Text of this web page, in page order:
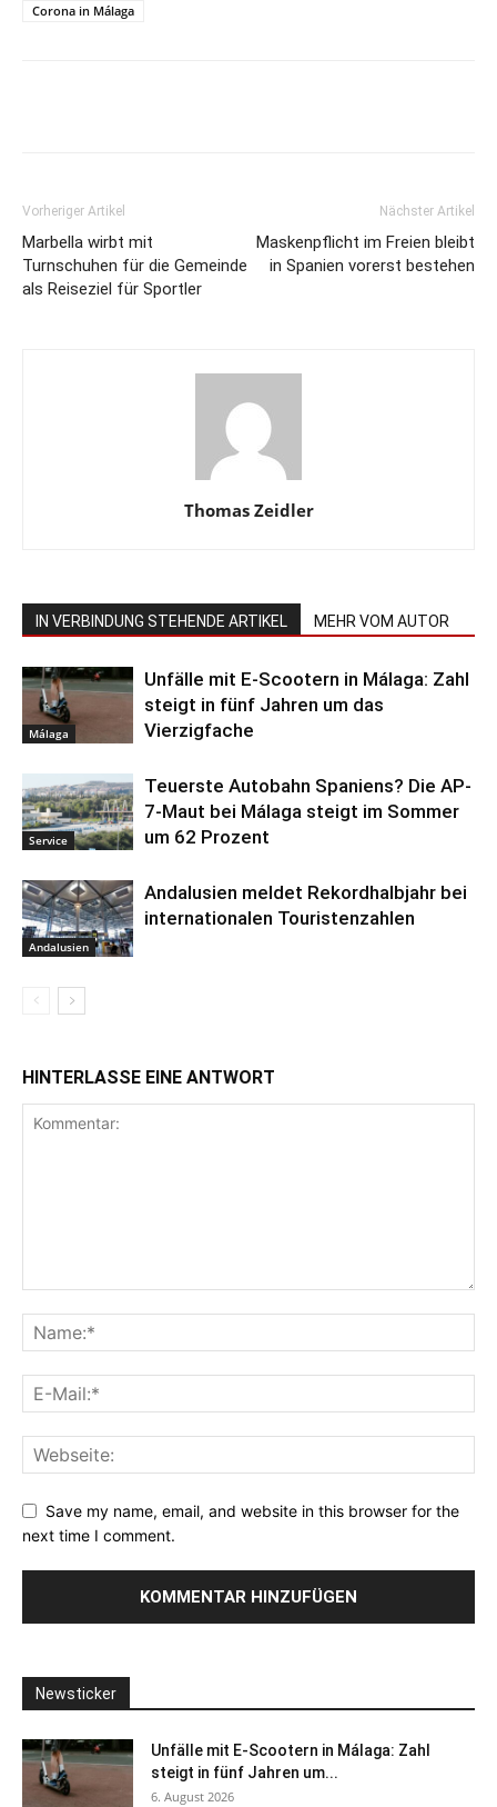
Corona in Málaga
Vorheriger Artikel
Marbella wirbt mit
Turnschuhen für die Gemeinde
als Reiseziel für Sportler
Nächster Artikel
Maskenpflicht im Freien bleibt
in Spanien vorerst bestehen
Thomas Zeidler
IN VERBINDUNG STEHENDE ARTIKEL MEHR VOM AUTOR
Málaga
Unfälle mit E-Scootern in Málaga: Zahl
steigt in fünf Jahren um das
Vierzigfache
Service
Teuerste Autobahn Spaniens? Die AP-
7-Maut bei Málaga steigt im Sommer
um 62 Prozent
Andalusien
Andalusien meldet Rekordhalbjahr bei
internationalen Touristenzahlen
HINTERLASSE EINE ANTWORT
Save my name, email, and website in this browser for the
next time I comment.
Newsticker
Unfälle mit E-Scootern in Málaga: Zahl
steigt in fünf Jahren um...
6. August 2026